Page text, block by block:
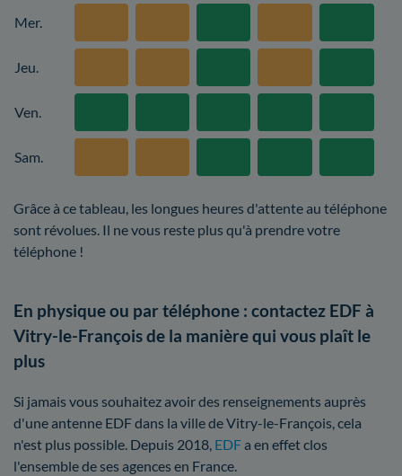
Mer.
Jeu.
Ven.
Sam.
Grâce à ce tableau, les longues heures d'attente au téléphone
sont révolues. Il ne vous reste plus qu'à prendre votre
téléphone !
En physique ou par téléphone : contactez EDF à
Vitry-le-François de la manière qui vous plaît le
plus
Si jamais vous souhaitez avoir des renseignements auprès
d'une antenne EDF dans la ville de Vitry-le-François, cela
n'est plus possible. Depuis 2018, EDFa en effet clos
l'ensemble de ses agences en France.